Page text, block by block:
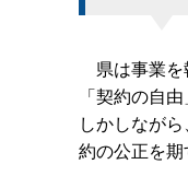
県は事業を
「契約の自
しかしなが
約の公正を期